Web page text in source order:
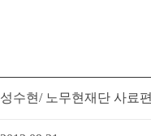
성수현/ 노무현재단 사료